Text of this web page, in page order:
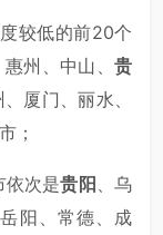
较低的前20个
州、中山、 贵
厦门、丽水、
；
依次是贵阳 、乌
阳、常德、成